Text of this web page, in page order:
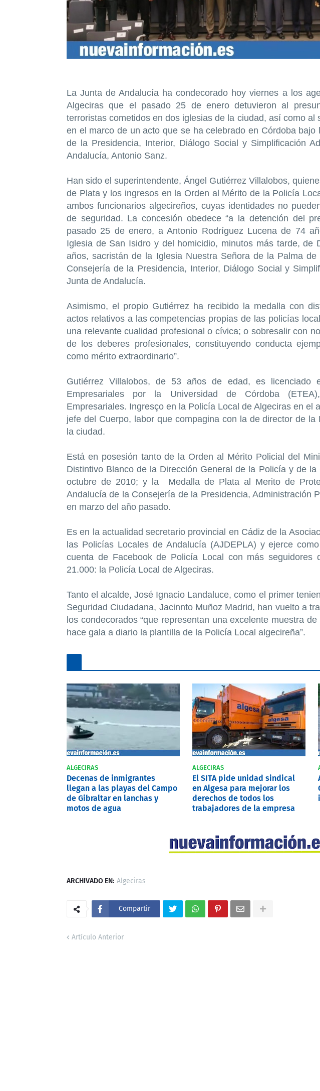
La Junta de Andalucía ha condecorado hoy viernes a los
Algeciras que el pasado 25 de enero detuvieron al
terroristas cometidos en dos iglesias de la ciudad, así como al
en el marco de un acto que se ha celebrado en Córdoba bajo
de la Presidencia, Interior, Diálogo Social y Simplificación
Andalucía, Antonio Sanz.
Han sido el superintendente, Ángel Gutiérrez Villalobos,
de Plata y los ingresos en la Orden al Mérito de la Policía
ambos funcionarios algecireños, cuyas identidades no
de seguridad. La concesión obedece “a la detención del
pasado 25 de enero, a Antonio Rodríguez Lucena de 74
Iglesia de San Isidro y del homicidio, minutos más tarde, de
años, sacristán de la Iglesia Nuestra Señora de la Palma de
Consejería de la Presidencia, Interior, Diálogo Social y
Junta de Andalucía.
Asimismo, el propio Gutiérrez ha recibido la medalla con
actos relativos a las competencias propias de las policías
una relevante cualidad profesional o cívica; o sobresalir con
de los deberes profesionales, constituyendo conducta
como mérito extraordinario”.
Gutiérrez Villalobos, de 53 años de edad, es licenciado
Empresariales por la Universidad de Córdoba
Empresariales. Ingresço en la Policía Local de Algeciras en el
jefe del Cuerpo, labor que compagina con la de director de
la ciudad.
Está en posesión tanto de la Orden al Mérito Policial del
Distintivo Blanco de la Dirección General de la Policía y de la
octubre de 2010; y la Medalla de Plata al Merito de
Andalucía de la Consejería de la Presidencia, Administración
en marzo del año pasado.
Es en la actualidad secretario provincial en Cádiz de la
las Policías Locales de Andalucía (AJDEPLA) y ejerce
cuenta de Facebook de Policía Local con más seguidores
21.000: la Policía Local de Algeciras.
Tanto el alcalde, José Ignacio Landaluce, como el primer
Seguridad Ciudadana, Jacinnto Muñoz Madrid, han vuelto a
los condecorados “que representan una excelente muestra
hace gala a diario la plantilla de la Policía Local algecireña”.
ALGECIRAS
Decenas de inmigrantes
llegan a las playas del Campo
de Gibraltar en lanchas y
motos de agua
ALGECIRAS
El SITA pide unidad sindical
en Algesa para mejorar los
derechos de todos los
trabajadores de la empresa
ARCHIVADO EN: Algeciras
Compartir
Artículo Anterior